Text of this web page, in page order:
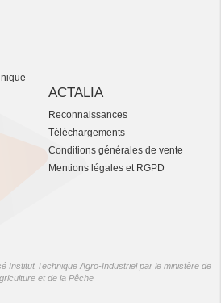
ACTALIA
Reconnaissances
Téléchargements
Conditions générales de vente
Mentions légales et RGPD
Institut Technique Agro-Industriel par le ministère de
et de la Pêche